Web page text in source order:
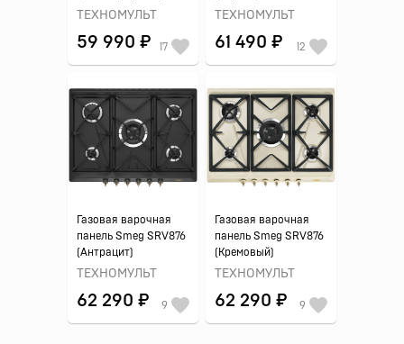
ТЕХНОМУЛЬТ
59 990 ₽ 17
ТЕХНОМУЛЬТ
61 490 ₽ 12
Газовая варочная
панель Smeg SRV876
(Антрацит)
ТЕХНОМУЛЬТ
62 290 ₽ 9
Газовая варочная
панель Smeg SRV876
(Кремовый)
ТЕХНОМУЛЬТ
62 290 ₽ 9